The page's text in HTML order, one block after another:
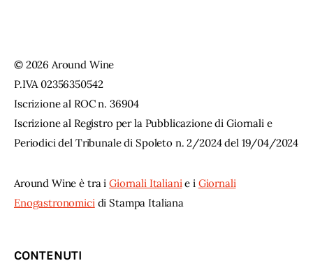
© 2026 Around Wine
P.IVA 02356350542
Iscrizione al ROC n. 36904
Iscrizione al Registro per la Pubblicazione di Giornali e
Periodici del Tribunale di Spoleto n. 2/2024 del 19/04/2024
Around Wine è tra i Giornali Italianie i Giornali
Enogastronomicidi Stampa Italiana
CONTENUTI